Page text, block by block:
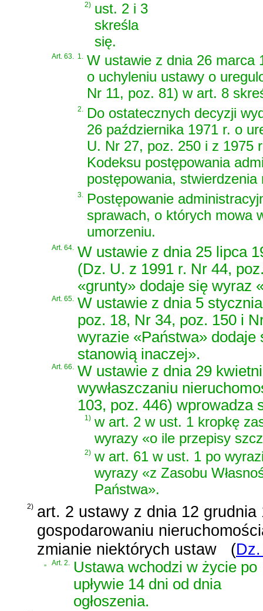
2) ust. 2 i 3
skreśla
się.
Art. 63. 1. W ustawie z dnia 26 marca
o uchyleniu ustawy o
Nr 11, poz. 81) w art. 8
2. Do ostatecznych decyzji
26 października 1971 r. o
U. Nr 27, poz. 250 i z 1975
Kodeksu postępowania
postępowania,
3. Postępowanie
sprawach, o których mowa
umorzeniu.
Art. 64. W ustawie z dnia 25 lipca
(Dz. U. z 1991 r. Nr 44,
«grunty» dodaje się wyraz
Art. 65. W ustawie z dnia 5
poz. 18, Nr 34, poz. 150 i
wyrazie «Państwa»
stanowią inaczej».
Art. 66. W ustawie z dnia 29
wywłaszczaniu
103, poz. 446) wprowadza
1) w art. 2 w ust. 1 kropkę
wyrazy «o ile przepisy
2) w art. 61 w ust. 1 po
wyrazy «z Zasobu
Państwa».
2) art. 2 ustawy z dnia 12
gospodarowaniu
zmianie niektórych ustaw
(
Art. 2.
Ustawa wchodzi w życie po
upływie 14 dni od dnia
ogłoszenia.